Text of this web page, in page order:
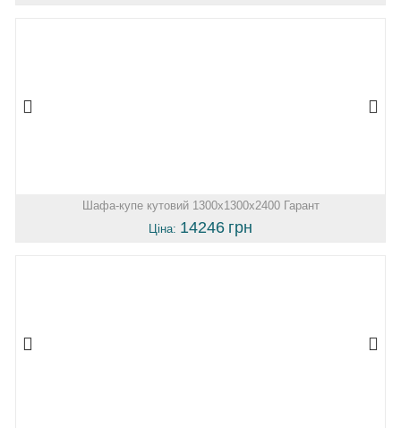
Шафа-купе кутовий 1300х1300х2400 Гарант
Ціна: 14246 грн